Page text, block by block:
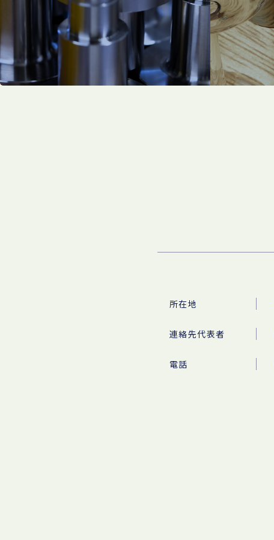
所在地
連絡先代表者
電話